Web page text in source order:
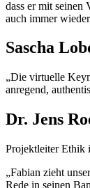
dass er mit seinen
auch immer
Sascha
„Die virtuelle
anregend,
Dr. Jens
Projektleiter Ethik
„Fabian zieht
Rede in seinen